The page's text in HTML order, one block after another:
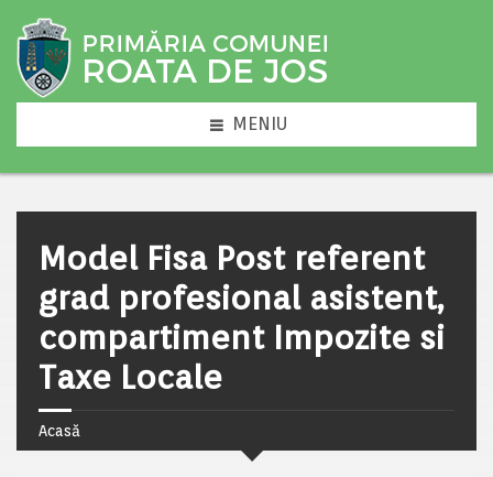
MENIU
Model Fisa Post referent
grad profesional asistent,
compartiment Impozite si
Taxe Locale
Acasă